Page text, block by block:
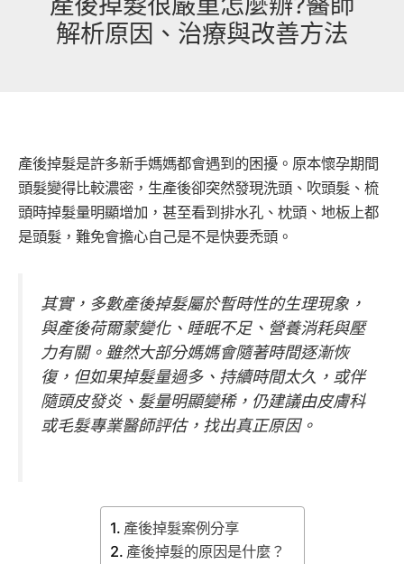
解析原因、治療與改善方法
產後掉髮是許多新手媽媽都會遇到的困擾。原本懷孕期間
頭髮變得比較濃密，生產後卻突然發現洗頭、吹頭髮、梳
頭時掉髮量明顯增加，甚至看到排水孔、枕頭、地板上都
是頭髮，難免會擔心自己是不是快要禿頭。
其實，多數產後掉髮屬於暫時性的生理現象，
與產後荷爾蒙變化、睡眠不足、營養消耗與壓
力有關。雖然大部分媽媽會隨著時間逐漸恢
復，但如果掉髮量過多、持續時間太久，或伴
隨頭皮發炎、髮量明顯變稀，仍建議由皮膚科
或毛髮專業醫師評估，找出真正原因。
產後掉髮案例分享
產後掉髮的原因是什麼？